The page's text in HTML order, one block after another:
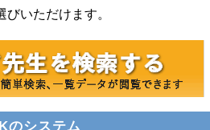
いただけます。
のシステム